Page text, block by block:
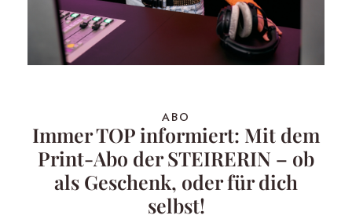
ABO
Immer TOP informiert: Mit dem
Print-Abo der STEIRERIN – ob
als Geschenk, oder für dich
selbst!